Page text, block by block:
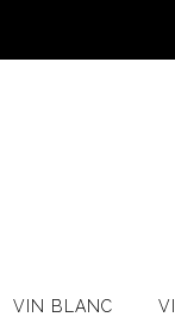
VIN BLANC